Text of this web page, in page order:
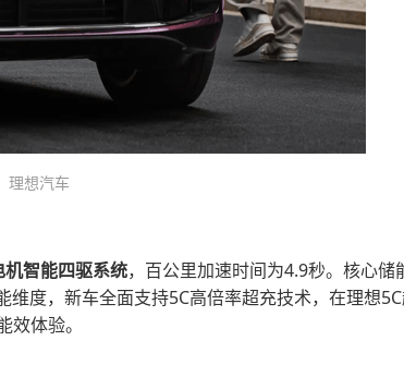
理想汽车
智能四驱系统，百公里加速时间为4.9秒。核心储
维度，新车全面支持5C高倍率超充技术，在理想
体验。